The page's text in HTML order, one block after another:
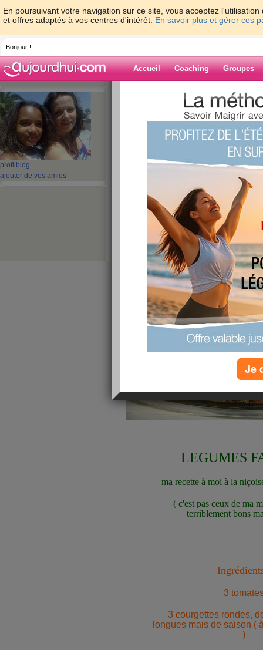
En poursuivant votre navigation sur ce site, vous acceptez
et offres adaptés à vos centres d'intérêt. En savoir plus et gérer ces
Bonjour !
Accueil Coaching Groupes
profil blog
ajouter de vos amies
>
> mes
crudités - steak végétal - légumes farcies
Blog de maglisa
mes recettes -
sauces crudités -
légumes farcies
publié le 09/08/2008 à 14:27
LEGUMES
ma recette à moi à la
( c'est pas ceux de ma
terriblement bons
3
3 courgettes rondes,
longues mais de saison (
)
Je